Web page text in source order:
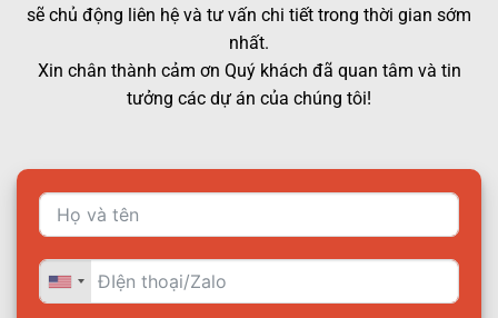
sẽ chủ động liên hệ và tư vấn chi tiết trong thời gian sớm
nhất.
Xin chân thành cảm ơn Quý khách đã quan tâm và tin
tưởng các dự án của chúng tôi!